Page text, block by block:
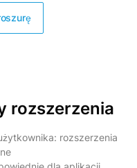
rozszerzenia
rozszerzenia